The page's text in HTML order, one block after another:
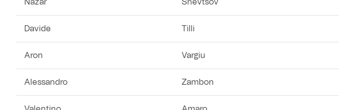
Nazar Shevtsov
Davide Tilli
Aron Vargiu
Alessandro Zambon